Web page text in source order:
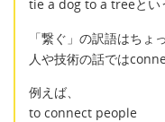
tie a dog to a treeとい
「繋ぐ」の訳語はちょ
人や技術の話では
例えば、
to connect people